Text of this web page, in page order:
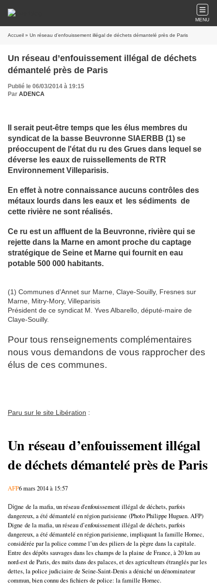
MENU
Accueil » Un réseau d’enfouissement illégal de déchets démantelé près de Paris
Un réseau d’enfouissement illégal de déchets
démantelé près de Paris
Publié le 06/03/2014 à 19:15
Par ADENCA
Il serait peut-être temps que les élus membres du
syndicat de la basse Beuvronne SIAERBB (1) se
préoccupent de l'état du ru des Grues dans lequel se
déverse les eaux de ruissellements de RTR
Environnement Villeparisis.
En effet à notre connaissance aucuns contrôles des
métaux lourds dans les eaux et les sédiments de
cette rivière ne sont réalisés.
Ce ru est un affluent de la Beuvronne, rivière qui se
rejette dans la Marne en amont proche du captage
stratégique de Seine et Marne qui fournit en eau
potable 500 000 habitants.
(1) Communes d'Annet sur Marne, Claye-Souilly, Fresnes sur
Marne, Mitry-Mory, Villeparisis
Président de ce syndicat M. Yves Albarello, député-maire de
Claye-Souilly.
Pour tous renseignements complémentaires
nous vous demandons de vous rapprocher des
élus de ces communes.
Paru sur le site Libération :
Un réseau d’enfouissement illégal
de déchets démantelé près de Paris
AFP6 mars 2014 à 15:57
Digne de la mafia, un réseau d'enfouissement illégal de déchets, parfois
dangereux, a été démantelé en région parisienne (Photo Philippe Huguen. AFP)
Digne de la mafia, un réseau d’enfouissement illégal de déchets, parfois
dangereux, a été démantelé en région parisienne, impliquant la famille Hornec,
considérée par la police comme l’un des piliers de la pègre dans la capitale.
Entre des dépôts sauvages dans les champs de la plaine de France, à 20 km au
nord-est de Paris, des nuits dans des palaces, et des agriculteurs étranglés par les
dettes, la police judiciaire de Seine-Saint-Denis a déniché un dénominateur
commun, bien connu des fichiers de police: la famille Hornec.